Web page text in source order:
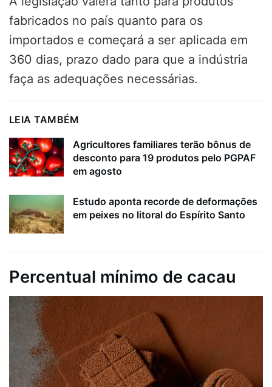
fabricados no país quanto para os
importados e começará a ser aplicada em
360 dias, prazo dado para que a indústria
faça as adequações necessárias.
LEIA TAMBÉM
Agricultores familiares terão bônus de
desconto para 19 produtos pelo PGPAF
em agosto
Estudo aponta recorde de deformações
em peixes no litoral do Espírito Santo
Percentual mínimo de cacau